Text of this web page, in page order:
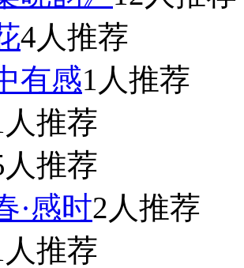
4人推荐
有感1人推荐
人推荐
人推荐
·感时2人推荐
人推荐